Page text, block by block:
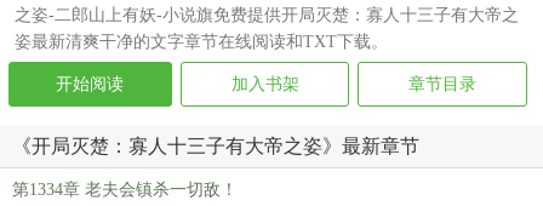
之姿-二郎山上有妖-小说旗免费提供开局灭楚：寡人十三子有大帝之
姿最新清爽干净的文字章节在线阅读和TXT下载。
开始阅读 加入书架 章节目录
《开局灭楚：寡人十三子有大帝之姿》最新章节
第1334章 老夫会镇杀一切敌！